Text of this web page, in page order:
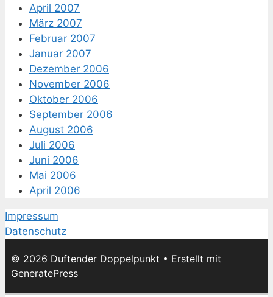
April 2007
März 2007
Februar 2007
Januar 2007
Dezember 2006
November 2006
Oktober 2006
September 2006
August 2006
Juli 2006
Juni 2006
Mai 2006
April 2006
Impressum
Datenschutz
© 2026 Duftender Doppelpunkt • Erstellt mit
GeneratePress